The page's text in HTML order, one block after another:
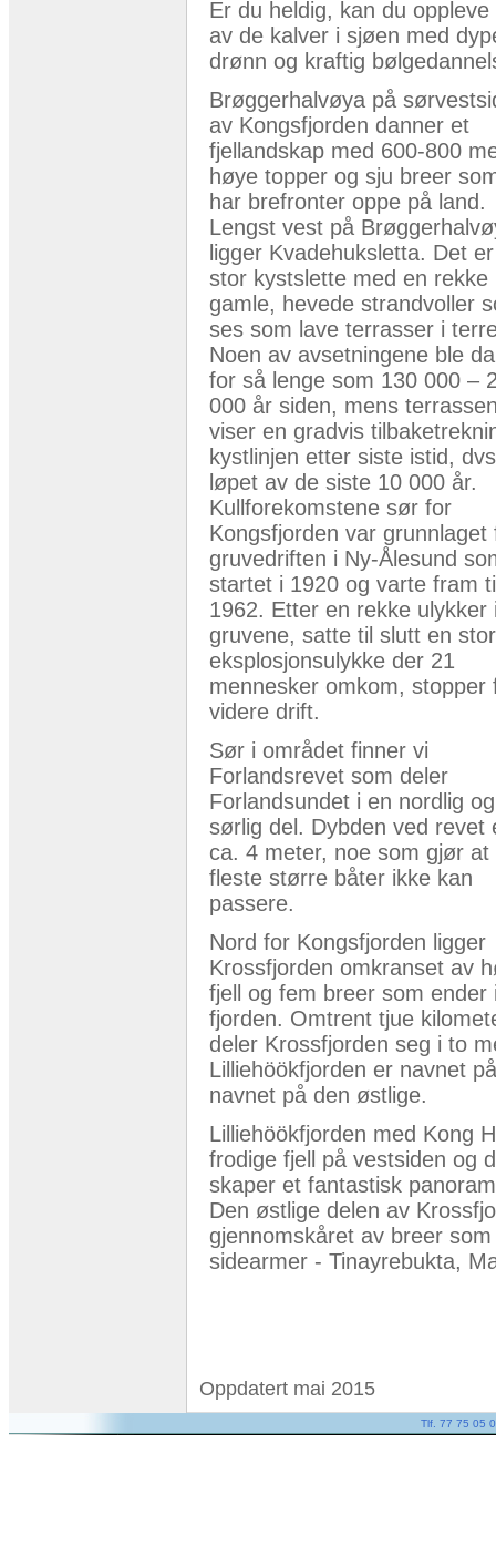
Er du heldig, kan du oppleve
av de kalver i sjøen med
drønn og kraftig
Brøggerhalvøya på
av Kongsfjorden danner et
fjellandskap med 600-800
høye topper og sju breer
har brefronter oppe på land.
Lengst vest på
ligger Kvadehuksletta. Det
stor kystslette med en rekke
gamle, hevede strandvoller
ses som lave terrasser i
Noen av avsetningene ble
for så lenge som 130 000 –
000 år siden, mens
viser en gradvis
kystlinjen etter siste istid,
løpet av de siste 10 000 år.
Kullforekomstene sør for
Kongsfjorden var grunnlaget
gruvedriften i Ny-Ålesund
startet i 1920 og varte fram
1962. Etter en rekke ulykker
gruvene, satte til slutt en stor
eksplosjonsulykke der 21
mennesker omkom, stopper
videre drift.
Sør i området finner vi
Forlandsrevet som deler
Forlandsundet i en nordlig
sørlig del. Dybden ved revet
ca. 4 meter, noe som gjør at
fleste større båter ikke kan
passere.
Nord for Kongsfjorden ligger
Krossfjorden omkranset av
fjell og fem breer som ender
fjorden. Omtrent tjue
deler Krossfjorden seg i to
Lilliehöökfjorden er navnet
navnet på den østlige.
Lilliehöökfjorden med Kong
frodige fjell på vestsiden og
skaper et fantastisk
Den østlige delen av
gjennomskåret av breer
sidearmer - Tinayrebukta,
Oppdatert mai 2015
Tlf. 77 75 05